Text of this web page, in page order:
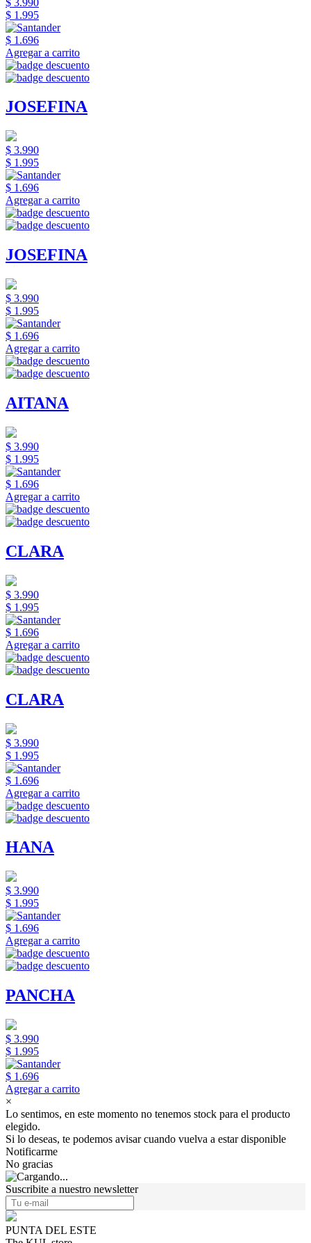
$ 1.995
$ 1.696
Agregar a carrito
JOSEFINA
$ 3.990
$ 1.995
$ 1.696
Agregar a carrito
JOSEFINA
$ 3.990
$ 1.995
$ 1.696
Agregar a carrito
AITANA
$ 3.990
$ 1.995
$ 1.696
Agregar a carrito
CLARA
$ 3.990
$ 1.995
$ 1.696
Agregar a carrito
CLARA
$ 3.990
$ 1.995
$ 1.696
Agregar a carrito
HANA
$ 3.990
$ 1.995
$ 1.696
Agregar a carrito
PANCHA
$ 3.990
$ 1.995
$ 1.696
Agregar a carrito
×
Lo sentimos, en este momento no tenemos stock para el producto
elegido.
Si lo deseas, te podemos avisar cuando vuelva a estar disponible
Notificarme
No gracias
Suscribite a nuestro newsletter
PUNTA DEL ESTE